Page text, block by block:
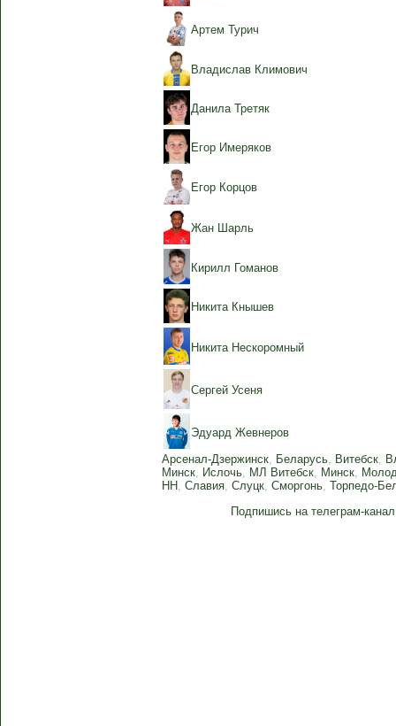
Артем Турич
Владислав Климович
Данила Третяк
Егор Имеряков
Егор Корцов
Жан Шарль
Кирилл Гоманов
Никита Кнышев
Никита Нескоромный
Сергей Усеня
Эдуард Жевнеров
Арсенал-Дзержинск, Беларусь, Витебск,
Минск, Ислочь, МЛ Витебск, Минск,
НН ,Славия,Слуцк,Сморгонь,Торпедо-
Подпишись на телеграм-